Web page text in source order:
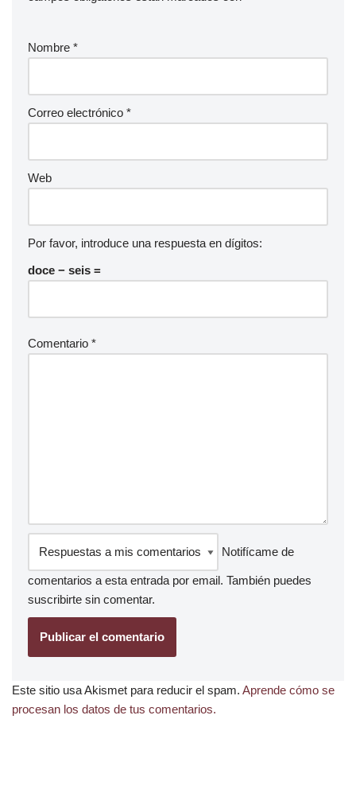
Nombre *
Correo electrónico *
Web
Por favor, introduce una respuesta en dígitos:
doce − seis =
Comentario *
Notifícame de
comentarios a esta entrada por email. También puedes
suscribirte sin comentar.
Este sitio usa Akismet para reducir el spam. Aprende cómo se
procesan los datos de tus comentarios.